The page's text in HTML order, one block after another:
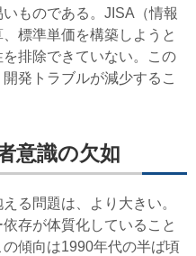
ものである。JISA（情報
標準単価を構築しようと
排除できていない。この
発トラブルが減少するこ
意識の欠如
る問題は、より大きい。
存が体質化していること
傾向は1990年代の半ば頃